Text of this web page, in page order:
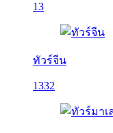
13
ทัวร์จีน
1332